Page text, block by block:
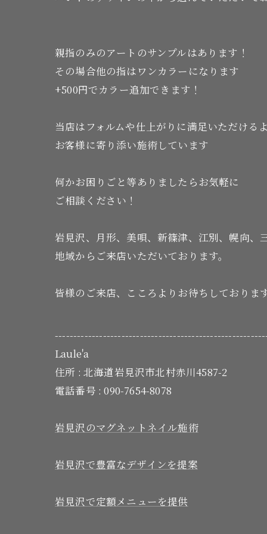
親指のみのアートのサンプルはあります！
その場合他の指はワンカラーになります
+500円でカラー追加できます！
当店はフォルムや仕上がりに満足いただける
お客様に寄り添い施術しています
何かお困りごと等ありましたらお気軽に
ご相談ください！
岩見沢、月形、美唄、新篠津、江別、幌向、
地域からご来店いただいております。
皆様のご来店、こころよりお待ちしております
Laule'a
住所 : 北海道岩見沢市北村赤川4587-2
電話番号 :090-7654-8078
岩見沢のマグネットネイル施術
岩見沢で豊富なデザインを提案
岩見沢で定額メニューを提供